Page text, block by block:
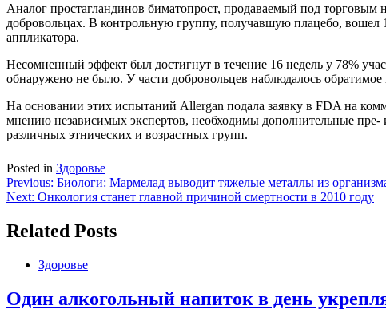
Аналог простагландинов биматопрост, продаваемый под
добровольцах. В контрольную группу, получавшую плацебо,
аппликатора.
Несомненный эффект был достигнут в течение 16 недель у 78%
обнаружено не было. У части добровольцев наблюдалось
На основании этих испытаний Allergan подала заявку в FDA на
мнению независимых экспертов, необходимы дополнительные пре-
различных этнических и возрастных групп.
Posted in Здоровье
Навигация
по
записям
Previous: Биологи: Мармелад выводит тяжелые металлы из
Next: Онкология станет главной причиной смертности в 2010 году
Related Posts
Здоровье
Один алкогольный напиток в день